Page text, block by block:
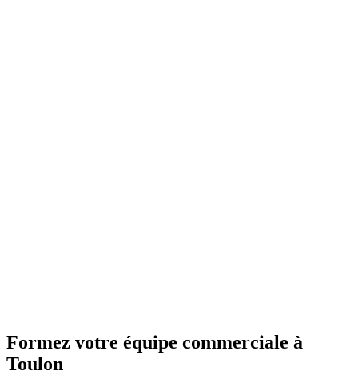
Formez votre équipe commerciale à
Toulon